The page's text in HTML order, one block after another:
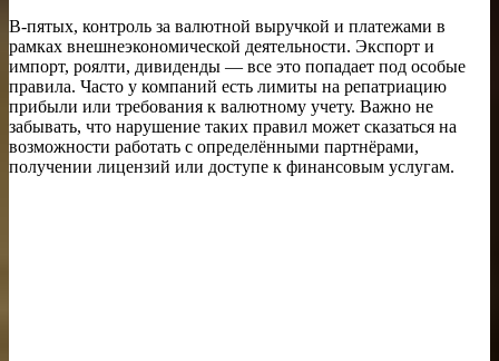
В-пятых, контроль за валютной выручкой и платежами в
рамках внешнеэкономической деятельности. Экспорт и
импорт, роялти, дивиденды — все это попадает под особые
правила. Часто у компаний есть лимиты на репатриацию
прибыли или требования к валютному учету. Важно не
забывать, что нарушение таких правил может сказаться на
возможности работать с определёнными партнёрами,
получении лицензий или доступе к финансовым услугам.